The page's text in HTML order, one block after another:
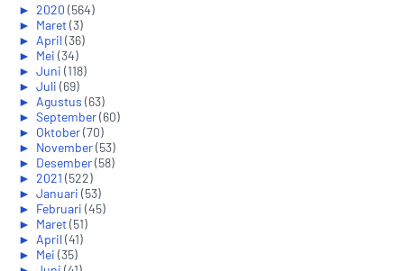
► 2020 (564)
► Maret(3)
► April(36)
► Mei (34)
► Juni (118)
► Juli (69)
► Agustus (63)
► September(60)
► Oktober(70)
► November(53)
► Desember(58)
► 2021 (522)
► Januari (53)
► Februari (45)
► Maret(51)
► April(41)
► Mei (35)